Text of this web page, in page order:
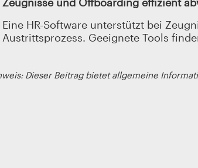
Eine HR-Software unterstützt bei
Austrittsprozess. Geeignete Tools
Dieser Beitrag bietet allgemeine